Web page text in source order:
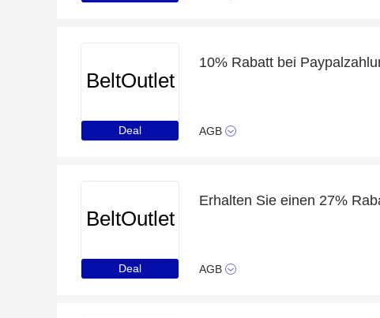
BeltOutlet
Deal
10% Rabatt bei
AGB
BeltOutlet
Deal AGB